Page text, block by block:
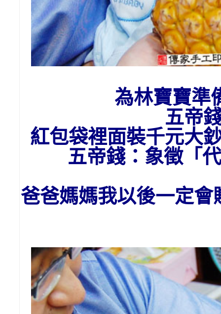
為林寶寶準
五帝
紅包袋裡面裝千元大
五帝錢：象徵「
爸爸媽媽我以後一定